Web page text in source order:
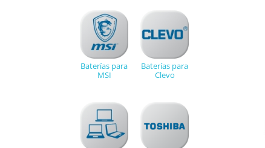
Baterías para
MSI
Baterías para
Clevo